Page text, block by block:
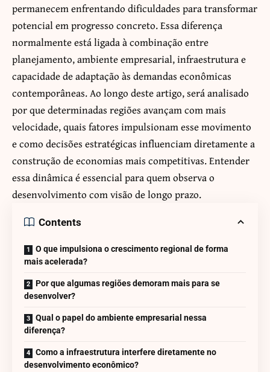
permanecem enfrentando dificuldades para transformar
potencial em progresso concreto. Essa diferença
normalmente está ligada à combinação entre
planejamento, ambiente empresarial, infraestrutura e
capacidade de adaptação às demandas econômicas
contemporâneas. Ao longo deste artigo, será analisado
por que determinadas regiões avançam com mais
velocidade, quais fatores impulsionam esse movimento
e como decisões estratégicas influenciam diretamente a
construção de economias mais competitivas. Entender
essa dinâmica é essencial para quem observa o
desenvolvimento com visão de longo prazo.
Contents
O que impulsiona o crescimento regional de forma
mais acelerada?
Por que algumas regiões demoram mais para se
desenvolver?
Qual o papel do ambiente empresarial nessa
diferença?
Como a infraestrutura interfere diretamente no
desenvolvimento econômico?